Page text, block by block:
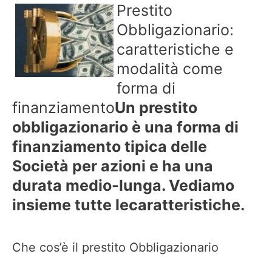
Prestito
Obbligazionario:
caratteristiche e
modalità come
forma di
finanziamentoUn prestito
obbligazionario è una forma di
finanziamento tipica delle
Società per azioni e ha una
durata medio-lunga. Vediamo
insieme tutte lecaratteristiche.
Che cos’è il prestito Obbligazionario